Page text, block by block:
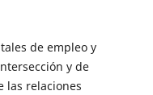
de empleo y
y de
las relaciones